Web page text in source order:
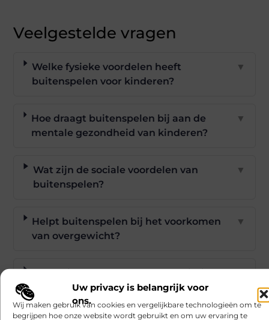
Uw privacy is belangrijk voor
ons.
Wij maken gebruik van cookies en vergelijkbare technologieën om te
begrijpen hoe onze website wordt gebruikt en om uw ervaring te
Veelgestelde vragen
Welke fysieke voordelen heeft
buitenspelen voor kinderen?
▼
Hoe draagt buitenspelen bij aan de
mentale gezondheid van kinderen?
▼
Wat zijn de sociale voordelen van
buitenspelen?
▼
Helpt buitenspelen bij het voorkomen
van overgewicht?
▼
Kan buitenspelen de slaapkwaliteit van
kinderen verbeteren?
▼